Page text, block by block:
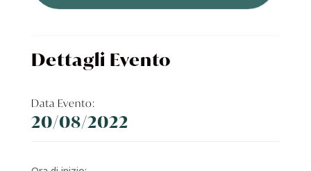
Dettagli Evento
Data Evento:
20/08/2022